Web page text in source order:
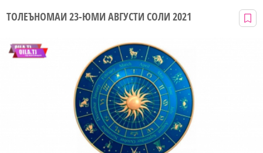
ТОЛЕЪНОМАИ 23-ЮМИ АВГУСТИ СОЛИ 2021